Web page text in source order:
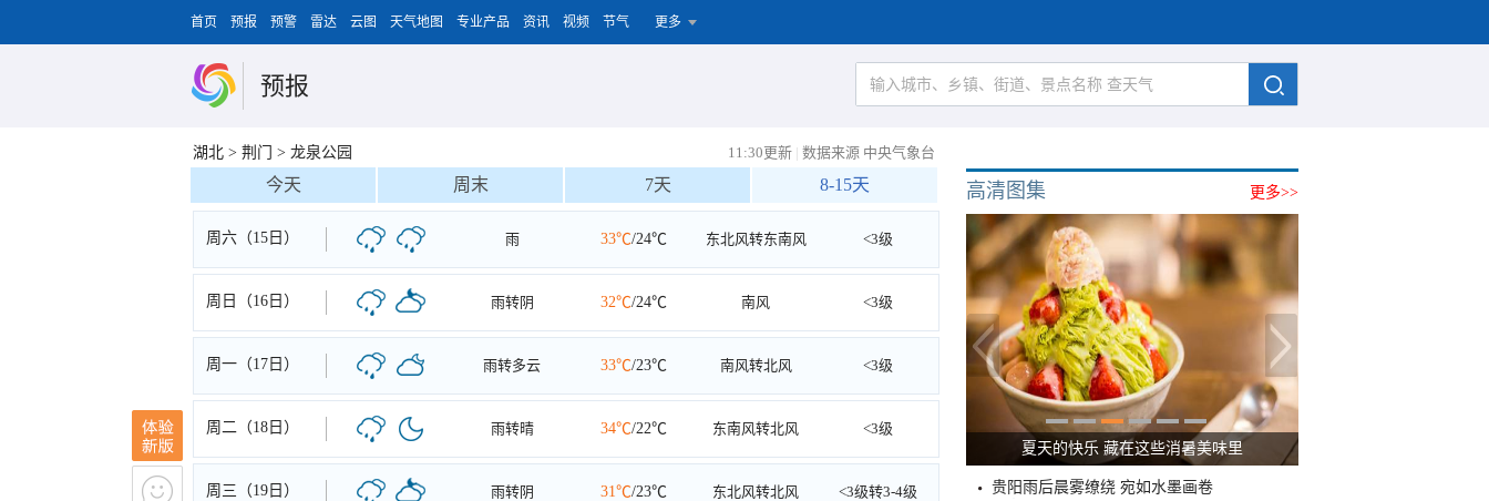
首页 预报 预警 雷达 云图 天气地图 专业产品 资讯 视频 节气 更多
预报
湖北 > 荆门 > 龙泉公园 11:30更新 | 数据来源 中央气象台
今天 周末 7天 8-15天
周六（15日） 雨 33℃/24℃ 东北风转东南风 <3级
周日（16日） 雨转阴 32℃/24℃ 南风 <3级
周一（17日） 雨转多云 33℃/23℃ 南风转北风 <3级
周二（18日） 雨转晴 34℃/22℃ 东南风转北风 <3级
周三（19日） 雨转阴 31℃/23℃ 东北风转北风 <3级转3-4级
更多>>
高清图集
夏天的快乐 藏在这些消暑美味里
贵阳雨后晨雾缭绕 宛如水墨画卷